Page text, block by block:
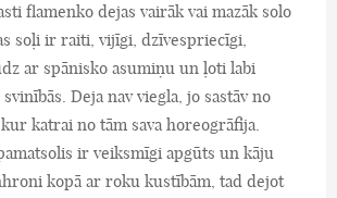
flamenko dejas vairāk vai mazāk solo
soļi ir raiti, vijīgi, dzīvespriecīgi,
ar spānisko asumiņu un ļoti labi
Deja nav viegla, jo sastāv no
katrai no tām sava horeogrāfija.
ir veiksmīgi apgūts un kāju
kopā ar roku kustībām, tad dejot